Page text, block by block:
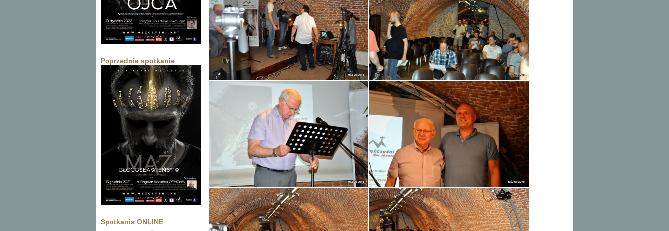
Poprzednie spotkanie
Spotkania ONLINE